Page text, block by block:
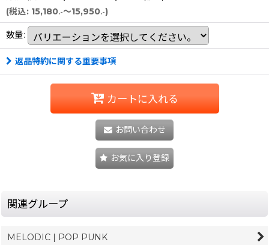
(税込: 15,180.-～15,950.-)
数量:
返品特約に関する重要事項
カートに入れる
お問い合わせ
お気に入り登録
関連グループ
MELODIC | POP PUNK